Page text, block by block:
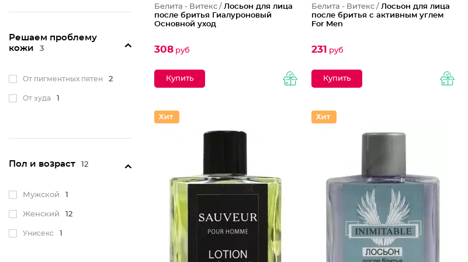
Решаем проблему
кожи
3
От пигментных пятен 2
От зуда 1
Пол и возраст 12
Мужской 1
Женский 12
Унисекс 1
Белита - Витекс / Лосьон для лица
после бритья Гиалуроновый
Основной уход
308руб
Белита - Витекс / Лосьон для лица
после бритья с активным углем
For Men
231 руб